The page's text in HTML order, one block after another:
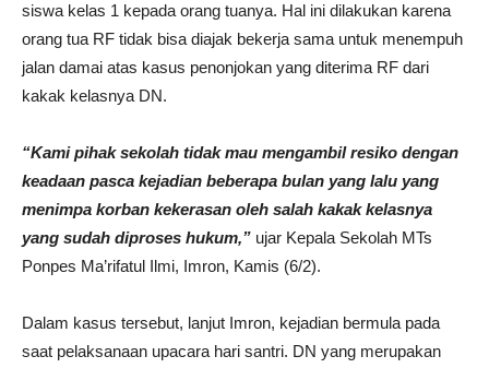
siswa kelas 1 kepada orang tuanya. Hal ini dilakukan karena
orang tua RF tidak bisa diajak bekerja sama untuk menempuh
jalan damai atas kasus penonjokan yang diterima RF dari
kakak kelasnya DN.
“Kami pihak sekolah tidak mau mengambil resiko dengan
keadaan pasca kejadian beberapa bulan yang lalu yang
menimpa korban kekerasan oleh salah kakak kelasnya
yang sudah diproses hukum,” ujar Kepala Sekolah MTs
Ponpes Ma’rifatul Ilmi, Imron, Kamis (6/2).
Dalam kasus tersebut, lanjut Imron, kejadian bermula pada
saat pelaksanaan upacara hari santri. DN yang merupakan